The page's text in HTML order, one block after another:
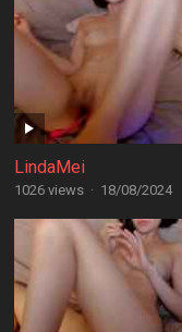
LindaMei
1026 views · 18/08/2024